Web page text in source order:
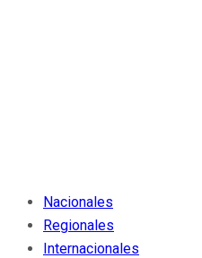
Nacionales
Regionales
Internacionales